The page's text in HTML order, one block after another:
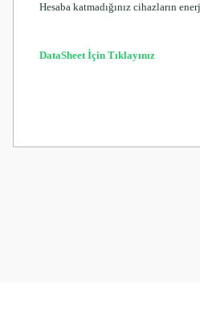
Hesaba katmadığınız cihazların
DataSheet İçin Tıklayınız
Görüş ve önerileriniz için teşekkür